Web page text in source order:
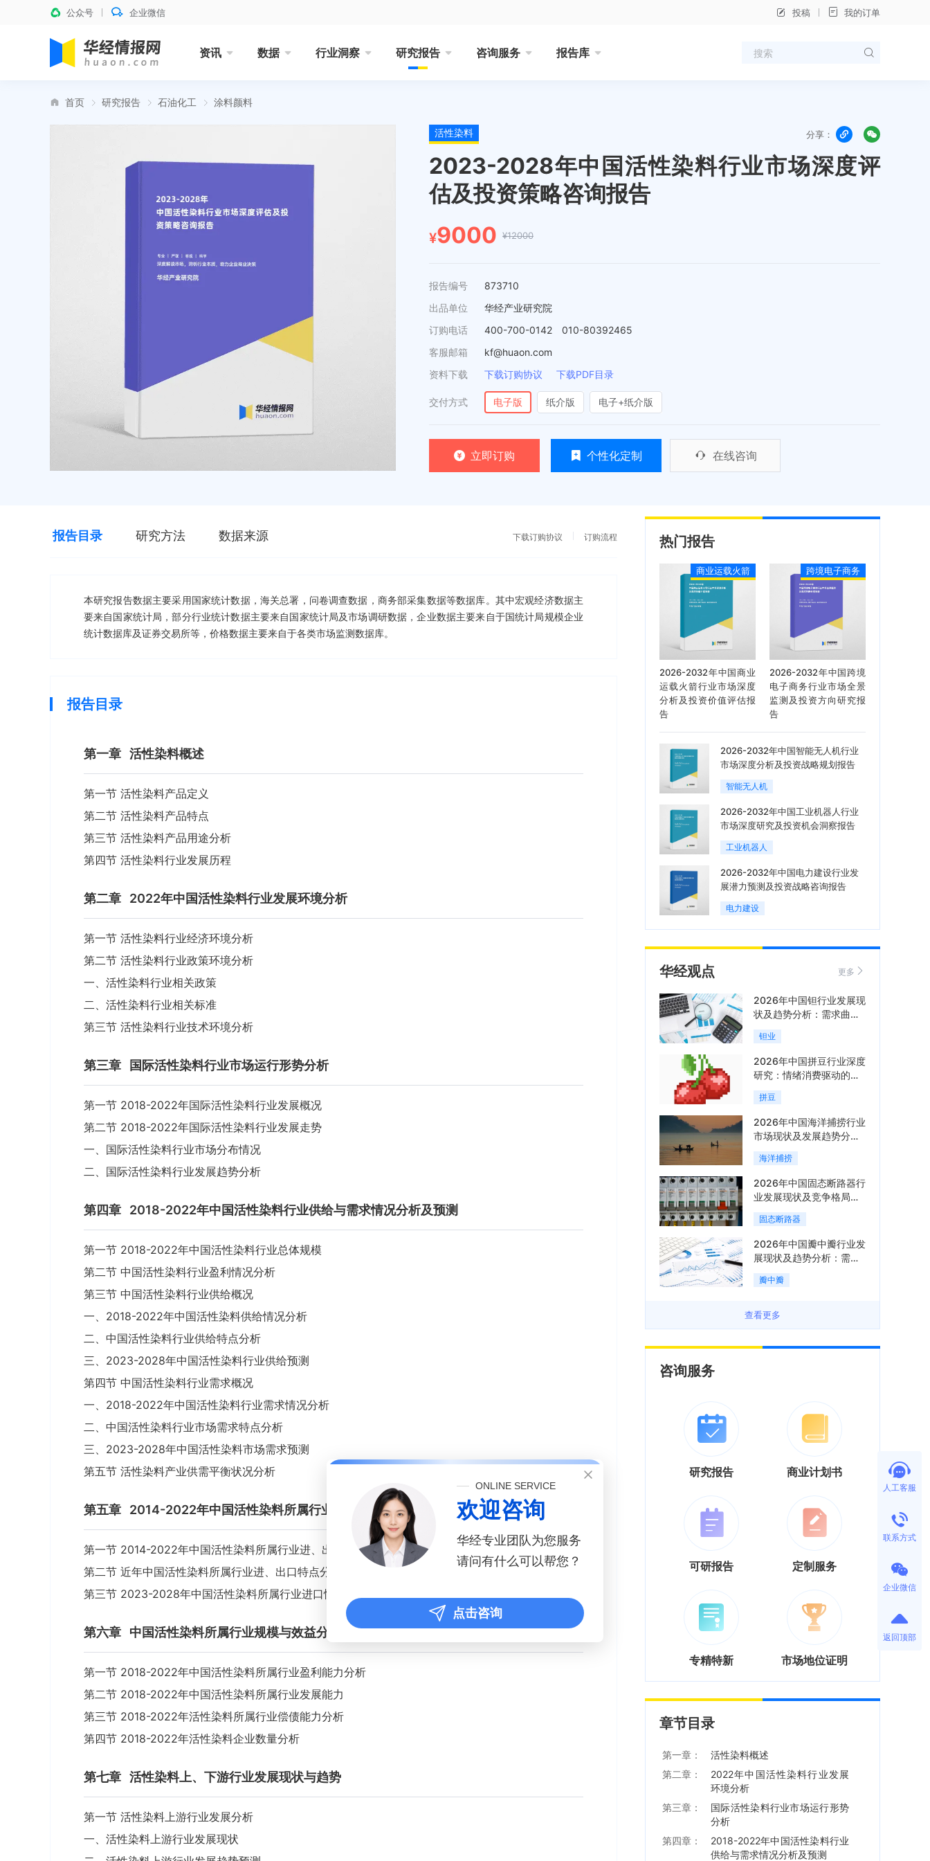
公众号 企业微信 投稿 我的订单
资讯 数据 行业洞察 研究报告 咨询服务 报告库
首页 研究报告 石油化工 涂料颜料
活性染料 分享：
2023-2028年中国活性染料行业市场深度评
估及投资策略咨询报告
¥9000 ¥12000
报告编号
873710
出品单位
华经产业研究院
订购电话
400-700-0142 010-80392465
客服邮箱
kf@huaon.com
资料下载
下载订购协议 下载PDF目录
交付方式 电子版 纸介版 电子+纸介版
立即订购 个性化定制 在线咨询
报告目录 研究方法 数据来源 下载订购协议 订购流程
本研究报告数据主要采用国家统计数据，海关总署，问卷调查数据，商务部采集数据等数据库。其中宏观经济数据主
要来自国家统计局，部分行业统计数据主要来自国家统计局及市场调研数据，企业数据主要来自于国统计局规模企业
统计数据库及证券交易所等，价格数据主要来自于各类市场监测数据库。
报告目录
第一章 活性染料概述
第一节 活性染料产品定义
第二节 活性染料产品特点
第三节 活性染料产品用途分析
第四节 活性染料行业发展历程
第二章 2022年中国活性染料行业发展环境分析
第一节 活性染料行业经济环境分析
第二节 活性染料行业政策环境分析
一、活性染料行业相关政策
二、活性染料行业相关标准
第三节 活性染料行业技术环境分析
第三章 国际活性染料行业市场运行形势分析
第一节 2018-2022年国际活性染料行业发展概况
第二节 2018-2022年国际活性染料行业发展走势
一、国际活性染料行业市场分布情况
二、国际活性染料行业发展趋势分析
第四章 2018-2022年中国活性染料行业供给与需求情况分析及预测
第一节 2018-2022年中国活性染料行业总体规模
第二节 中国活性染料行业盈利情况分析
第三节 中国活性染料行业供给概况
一、2018-2022年中国活性染料供给情况分析
二、中国活性染料行业供给特点分析
三、2023-2028年中国活性染料行业供给预测
第四节 中国活性染料行业需求概况
一、2018-2022年中国活性染料行业需求情况分析
二、中国活性染料行业市场需求特点分析
三、2023-2028年中国活性染料市场需求预测
第五节 活性染料产业供需平衡状况分析
第五章 2014-2022年中国活性染料所属行业进、出口情况分析及预测
第一节 2014-2022年中国活性染料所属行业进、出口分析
第二节 近年中国活性染料所属行业进、出口特点分析
第三节 2023-2028年中国活性染料所属行业进口情况预测
第六章 中国活性染料所属行业规模与效益分析
第一节 2018-2022年中国活性染料所属行业盈利能力分析
第二节 2018-2022年中国活性染料所属行业发展能力
第三节 2018-2022年活性染料所属行业偿债能力分析
第四节 2018-2022年活性染料企业数量分析
第七章 活性染料上、下游行业发展现状与趋势
第一节 活性染料上游行业发展分析
一、活性染料上游行业发展现状
热门报告
商业运载火箭
2026-2032年中国商业
运载火箭行业市场深度
分析及投资价值评估报
告
跨境电子商务
2026-2032年中国跨境
电子商务行业市场全景
监测及投资方向研究报
告
2026-2032年中国智能无人机行业
市场深度分析及投资战略规划报告
智能无人机
2026-2032年中国工业机器人行业
市场深度研究及投资机会洞察报告
工业机器人
2026-2032年中国电力建设行业发
展潜力预测及投资战略咨询报告
电力建设
华经观点 更多
2026年中国钽行业发展现
状及趋势分析：需求曲线
陡峭与供给曲线平缓的博
弈加剧「图」
钽业
2026年中国拼豆行业深度
研究：情绪消费驱动的新
兴手工赛道「图」
拼豆
2026年中国海洋捕捞行业
市场现状及发展趋势分
析：科技赋能与智能化转
型加速「图」
海洋捕捞
2026年中国固态断路器行
业发展现状及竞争格局分
析：国际巨头领跑技术，
国内企业加速追赶「图」
固态断路器
2026年中国瓣中瓣行业发
展现状及趋势分析：需求
可持续释放，市场发展前
景良好「图」
瓣中瓣
查看更多
咨询服务
研究报告 商业计划书
可研报告 定制服务
专精特新 市场地位证明
章节目录
第一章：
活性染料概述
第二章：
2022年中国活性染料行业发展
环境分析
第三章：
国际活性染料行业市场运行形势
分析
第四章：
2018-2022年中国活性染料行业
供给与需求情况分析及预测
人工客服
联系方式
企业微信
返回顶部
ONLINE SERVICE
欢迎咨询
华经专业团队为您服务
请问有什么可以帮您？
点击咨询